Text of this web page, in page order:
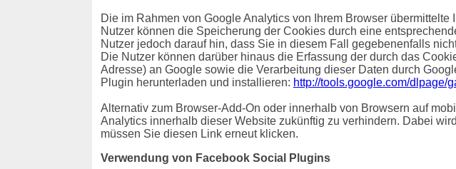
Die im Rahmen von Google Analytics von Ihrem Browser
Nutzer können die Speicherung der Cookies durch eine
Nutzer jedoch darauf hin, dass Sie in diesem Fall gegebenenfalls
Die Nutzer können darüber hinaus die Erfassung der durch das
Adresse) an Google sowie die Verarbeitung dieser Daten durch
Plugin herunterladen und installieren: http://tools.google.com/dlpage/
Alternativ zum Browser-Add-On oder innerhalb von Browsern auf
Analytics innerhalb dieser Website zukünftig zu verhindern. Dabei
müssen Sie diesen Link erneut klicken.
Verwendung von Facebook Social Plugins